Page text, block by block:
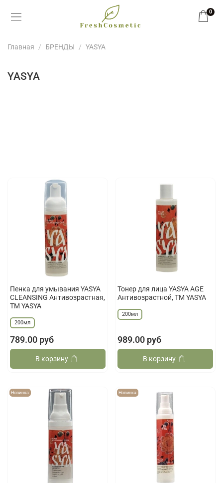
0
Главная БРЕНДЫ YASYA
YASYA
Пенка для умывания YASYA
CLEANSING Антивозрастная,
ТМ YASYA
200мл
789.00 руб
В корзину
Тонер для лица YASYA AGE
Антивозрастной, ТМ YASYA
200мл
989.00 руб
В корзину
Новинка Новинка